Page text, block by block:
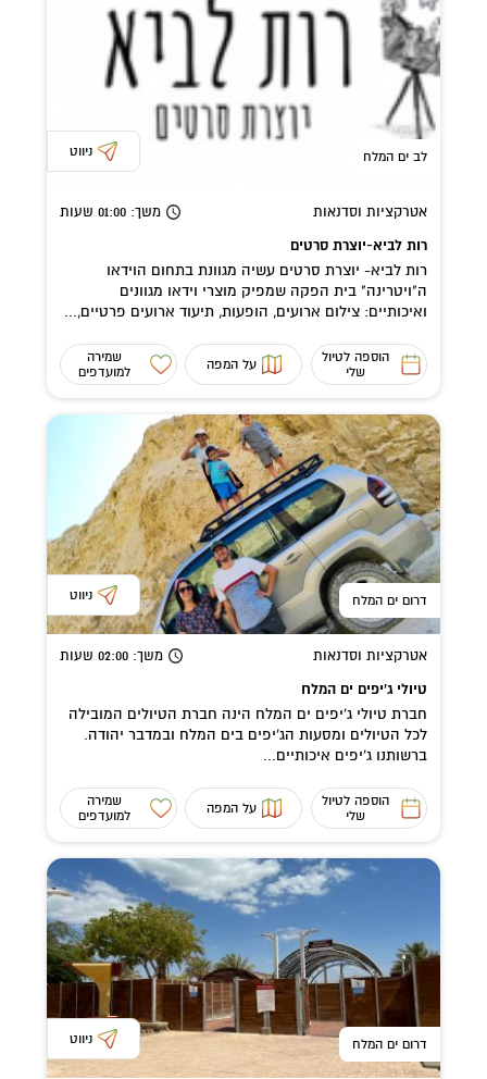
לב ים המלח ניווט
אטרקציות וסדנאות משך: 01:00 שעות
רות לביא-יוצרת סרטים
רות לביא- יוצרת סרטים עשיה מגוונת בתחום הוידאו
ה"ויטרינה" בית הפקה שמפיק מוצרי וידאו מגוונים
ואיכותיים: צילום ארועים, הופעות, תיעוד ארועים פרטיים,...
הוספה לטיול
שלי
על המפה
שמירה
למועדפים
דרום ים המלח ניווט
אטרקציות וסדנאות משך: 02:00 שעות
טיולי ג'יפים ים המלח
חברת טיולי ג'יפים ים המלח הינה חברת הטיולים המובילה
לכל הטיולים ומסעות הג'יפים בים המלח ובמדבר יהודה.
ברשותנו ג'יפים איכותיים...
הוספה לטיול
שלי
על המפה
שמירה
למועדפים
דרום ים המלח ניווט